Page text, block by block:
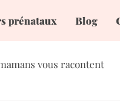
prénataux Blog
vous racontent